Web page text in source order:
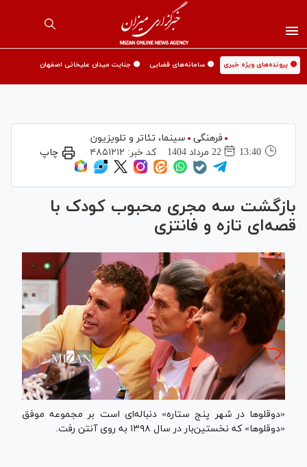
🟡 پرونده‌های ویژه خبری 🟡 سامانه‌های قضایی 🟡 جنایت میدان علیخانی اصفهان
فرهنگی
سینما،‌ تئاتر و تلویزیون
13:40
22 مرداد 1404 کد خبر: ۴۸۵۱۲۱۲ چاپ
بازگشت سه مجری محبوب کودک با
قصه‌ای تازه و فانتزی
«دوقلو‌ها در شهر پنج ستاره» دنباله‌ای است بر مجموعه موفق
«دوقلوها» که نخستین‌بار در سال ۱۳۹۸ به روی آنتن رفت.